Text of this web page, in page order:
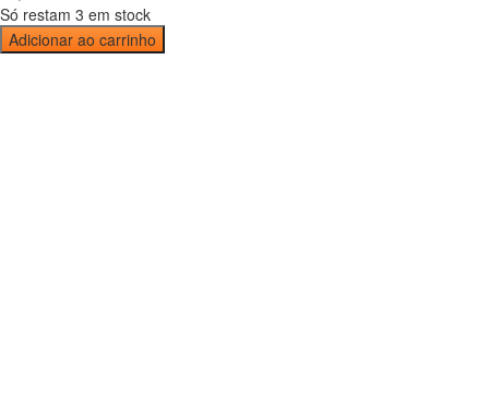
Só restam 3 em stock
Adicionar ao carrinho